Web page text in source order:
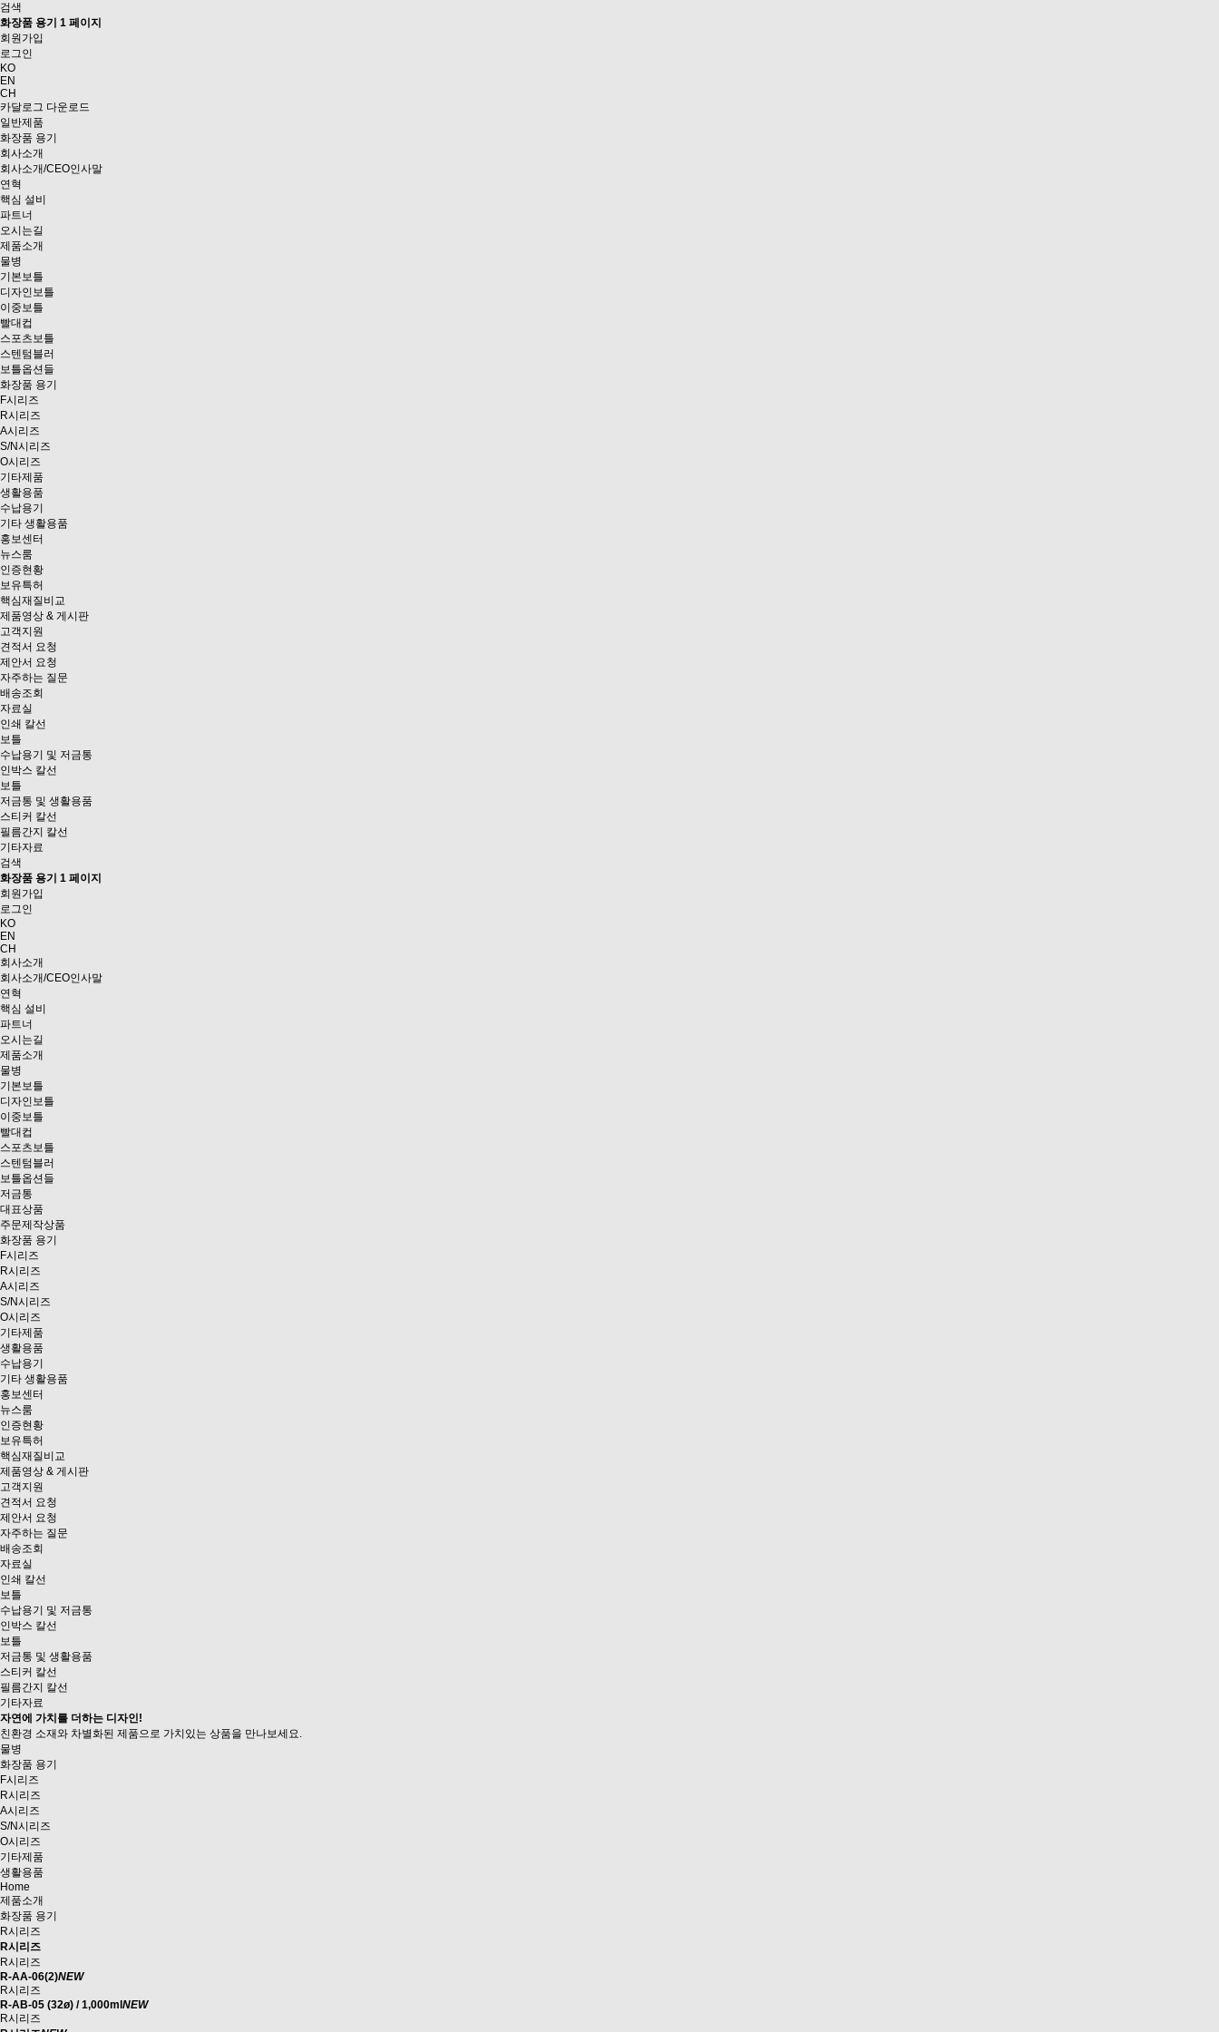
검색
화장품 용기 1 페이지
회원가입
로그인
KO
EN
CH
카달로그 다운로드
일반제품
화장품 용기
회사소개
회사소개/CEO인사말
연혁
핵심 설비
파트너
오시는길
제품소개
물병
기본보틀
디자인보틀
이중보틀
빨대컵
스포츠보틀
스텐텀블러
보틀옵션들
화장품 용기
F시리즈
R시리즈
A시리즈
S/N시리즈
O시리즈
기타제품
생활용품
수납용기
기타 생활용품
홍보센터
뉴스룸
인증현황
보유특허
핵심재질비교
제품영상 & 게시판
고객지원
견적서 요청
제안서 요청
자주하는 질문
배송조회
자료실
인쇄 칼선
보틀
수납용기 및 저금통
인박스 칼선
보틀
저금통 및 생활용품
스티커 칼선
필름간지 칼선
기타자료
검색
화장품 용기 1 페이지
회원가입
로그인
KO
EN
CH
회사소개
회사소개/CEO인사말
연혁
핵심 설비
파트너
오시는길
제품소개
물병
기본보틀
디자인보틀
이중보틀
빨대컵
스포츠보틀
스텐텀블러
보틀옵션들
저금통
대표상품
주문제작상품
화장품 용기
F시리즈
R시리즈
A시리즈
S/N시리즈
O시리즈
기타제품
생활용품
수납용기
기타 생활용품
홍보센터
뉴스룸
인증현황
보유특허
핵심재질비교
제품영상 & 게시판
고객지원
견적서 요청
제안서 요청
자주하는 질문
배송조회
자료실
인쇄 칼선
보틀
수납용기 및 저금통
인박스 칼선
보틀
저금통 및 생활용품
스티커 칼선
필름간지 칼선
기타자료
자연에 가치를 더하는 디자인!
친환경 소재와 차별화된 제품으로 가치있는 상품을 만나보세요.
물병
화장품 용기
F시리즈
R시리즈
A시리즈
S/N시리즈
O시리즈
기타제품
생활용품
Home
제품소개
화장품 용기
R시리즈
R시리즈
R시리즈
R-AA-06(2)NEW
R시리즈
R-AB-05 (32ø) / 1,000ml NEW
R시리즈